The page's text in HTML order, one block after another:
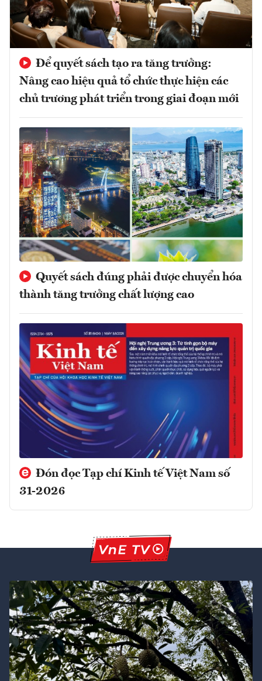
Để quyết sách tạo ra tăng trưởng:
Nâng cao hiệu quả tổ chức thực hiện các
chủ trương phát triển trong giai đoạn mới
Quyết sách đúng phải được chuyển hóa
thành tăng trưởng chất lượng cao
Đón đọc Tạp chí Kinh tế Việt Nam số
31-2026